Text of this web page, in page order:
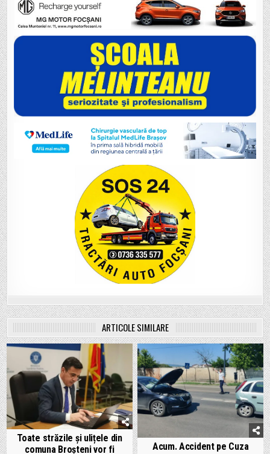
ARTICOLE SIMILARE
Toate străzile și ulițele din
comuna Broșteni vor fi
Acum. Accident pe Cuza